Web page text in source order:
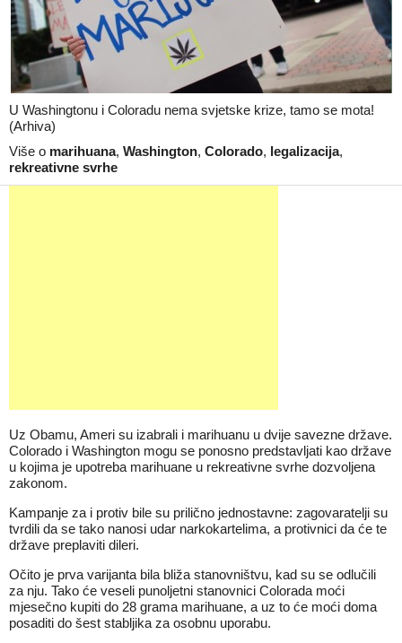
U Washingtonu i Coloradu nema svjetske krize, tamo se mota!
(Arhiva)
Više o marihuana, Washington, Colorado, legalizacija,
rekreativne svrhe
Uz Obamu, Ameri su izabrali i marihuanu u dvije savezne države.
Colorado i Washington mogu se ponosno predstavljati kao države
u kojima je upotreba marihuane u rekreativne svrhe dozvoljena
zakonom.
Kampanje za i protiv bile su prilično jednostavne: zagovaratelji su
tvrdili da se tako nanosi udar narkokartelima, a protivnici da će te
države preplaviti dileri.
Očito je prva varijanta bila bliža stanovništvu, kad su se odlučili
za nju. Tako će veseli punoljetni stanovnici Colorada moći
mjesečno kupiti do 28 grama marihuane, a uz to će moći doma
posaditi do šest stabljika za osobnu uporabu.